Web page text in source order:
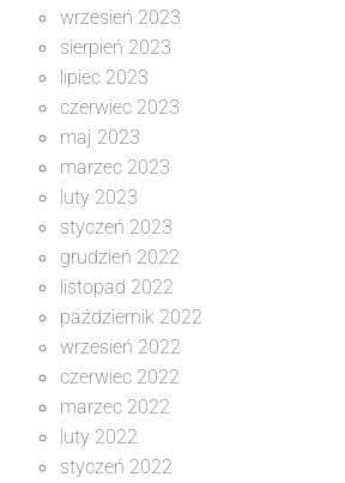
wrzesień 2023
sierpień 2023
lipiec 2023
czerwiec 2023
maj 2023
marzec 2023
luty 2023
styczeń 2023
grudzień 2022
listopad 2022
październik 2022
wrzesień 2022
czerwiec 2022
marzec 2022
luty 2022
styczeń 2022